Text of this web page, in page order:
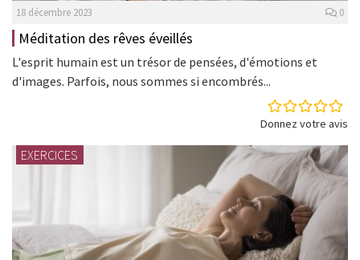
18 décembre 2023 0
Méditation des rêves éveillés
L'esprit humain est un trésor de pensées, d'émotions et
d'images. Parfois, nous sommes si encombrés...
Donnez votre avis
EXERCICES